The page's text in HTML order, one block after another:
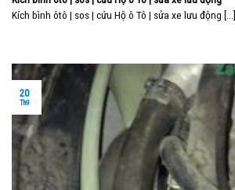
Kích bình ôtô | sos | cứu Hộ ô Tô | sửa xe lưu động [...]
20
Th9